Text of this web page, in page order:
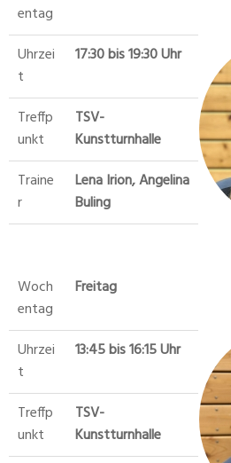
entag
Uhrzei
t
17:30 bis 19:30 Uhr
Treffp
unkt
TSV-
Kunstturnhalle
Traine
r
Lena Irion, Angelina
Buling
Woch
entag
Freitag
Uhrzei
t
13:45 bis 16:15 Uhr
Treffp
unkt
TSV-
Kunstturnhalle